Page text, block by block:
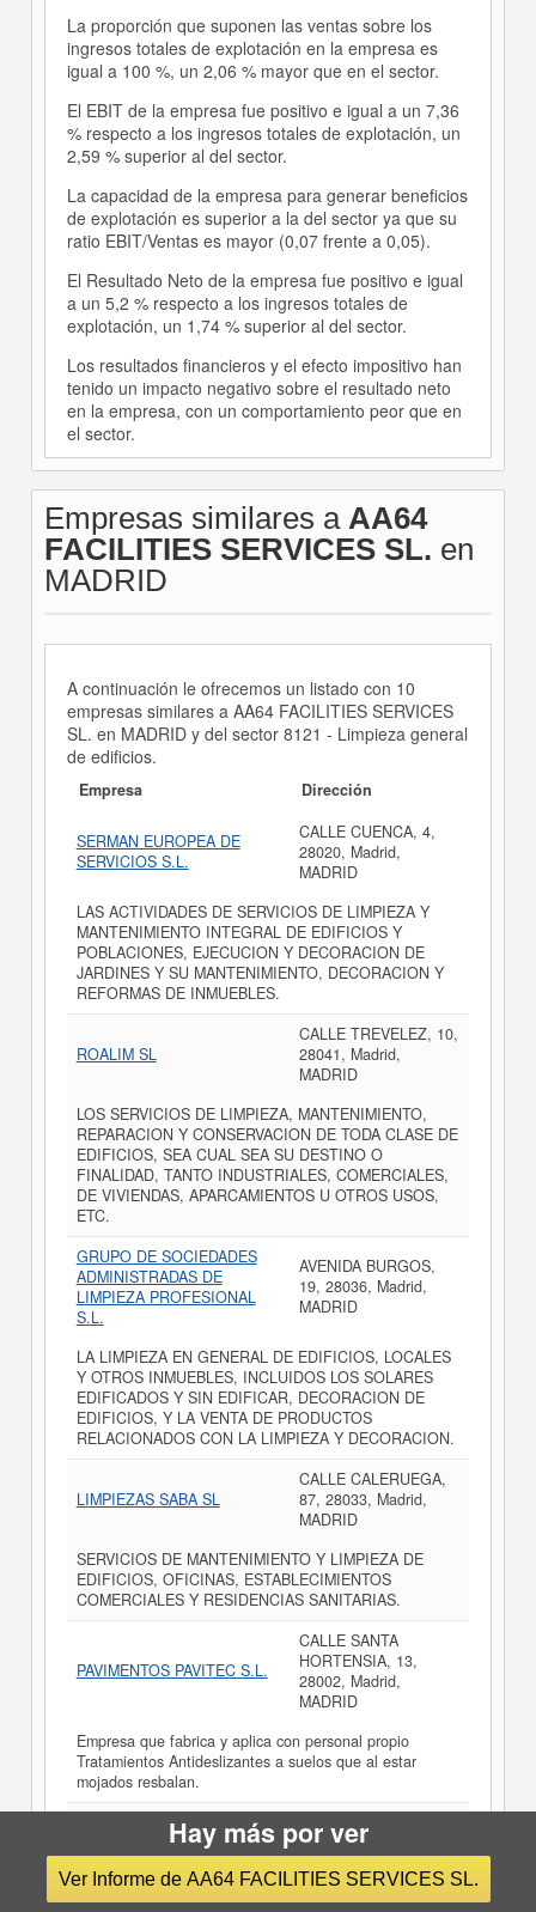
La proporción que suponen las ventas sobre los
ingresos totales de explotación en la empresa es
igual a 100 %, un 2,06 % mayor que en el sector.
El EBIT de la empresa fue positivo e igual a un 7,36
% respecto a los ingresos totales de explotación, un
2,59 % superior al del sector.
La capacidad de la empresa para generar beneficios
de explotación es superior a la del sector ya que su
ratio EBIT/Ventas es mayor (0,07 frente a 0,05).
El Resultado Neto de la empresa fue positivo e igual
a un 5,2 % respecto a los ingresos totales de
explotación, un 1,74 % superior al del sector.
Los resultados financieros y el efecto impositivo han
tenido un impacto negativo sobre el resultado neto
en la empresa, con un comportamiento peor que en
el sector.
Empresas similares a AA64
FACILITIES SERVICES SL. en
MADRID
A continuación le ofrecemos un listado con 10
empresas similares a AA64 FACILITIES SERVICES
SL. en MADRID y del sector 8121 - Limpieza general
de edificios.
Empresa Dirección
SERMAN EUROPEA DE
SERVICIOS S.L.
CALLE CUENCA, 4,
28020, Madrid,
MADRID
LAS ACTIVIDADES DE SERVICIOS DE LIMPIEZA Y
MANTENIMIENTO INTEGRAL DE EDIFICIOS Y
POBLACIONES, EJECUCION Y DECORACION DE
JARDINES Y SU MANTENIMIENTO, DECORACION Y
REFORMAS DE INMUEBLES.
ROALIM SL
CALLE TREVELEZ, 10,
28041, Madrid,
MADRID
LOS SERVICIOS DE LIMPIEZA, MANTENIMIENTO,
REPARACION Y CONSERVACION DE TODA CLASE DE
EDIFICIOS, SEA CUAL SEA SU DESTINO O
FINALIDAD, TANTO INDUSTRIALES, COMERCIALES,
DE VIVIENDAS, APARCAMIENTOS U OTROS USOS,
ETC.
GRUPO DE SOCIEDADES
ADMINISTRADAS DE
LIMPIEZA PROFESIONAL
S.L.
AVENIDA BURGOS,
19, 28036, Madrid,
MADRID
LA LIMPIEZA EN GENERAL DE EDIFICIOS, LOCALES
Y OTROS INMUEBLES, INCLUIDOS LOS SOLARES
EDIFICADOS Y SIN EDIFICAR, DECORACION DE
EDIFICIOS, Y LA VENTA DE PRODUCTOS
RELACIONADOS CON LA LIMPIEZA Y DECORACION.
LIMPIEZAS SABA SL
CALLE CALERUEGA,
87, 28033, Madrid,
MADRID
SERVICIOS DE MANTENIMIENTO Y LIMPIEZA DE
EDIFICIOS, OFICINAS, ESTABLECIMIENTOS
COMERCIALES Y RESIDENCIAS SANITARIAS.
PAVIMENTOS PAVITEC S.L.
CALLE SANTA
HORTENSIA, 13,
28002, Madrid,
MADRID
Empresa que fabrica y aplica con personal propio
Tratamientos Antideslizantes a suelos que al estar
mojados resbalan.
LIMPIEZAS CARDESOL SL.
SILVELA, 9, 28026,
Madrid, MADRID
EFECTUAR TODA CLASE DE LIMPIEZAS DE
Hay más por ver
Ver Informe de AA64 FACILITIES SERVICES SL.